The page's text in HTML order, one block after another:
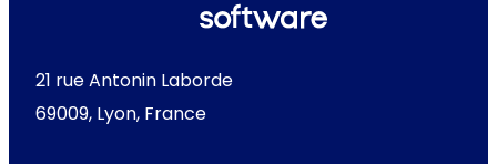
21 rue Antonin Laborde
69009, Lyon, France